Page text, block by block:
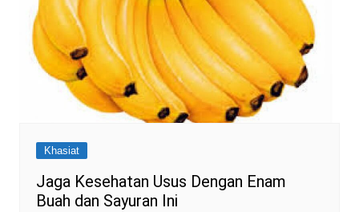
Khasiat
Jaga Kesehatan Usus Dengan Enam
Buah dan Sayuran Ini